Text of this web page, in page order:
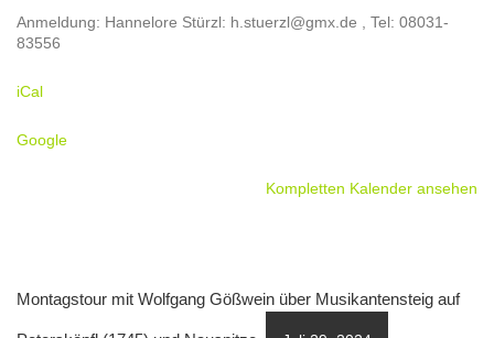
Stürzl
Anmeldung: Hannelore Stürzl: h.stuerzl@gmx.de , Tel: 08031-
83556
iCal
Google
Kompletten Kalender ansehen
Montagstour mit Wolfgang Gößwein über Musikantensteig auf